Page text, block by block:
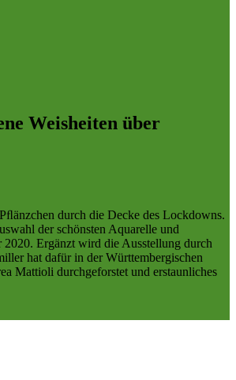
Weisheiten über
durch die Decke des Lockdowns.
der schönsten Aquarelle und
Ergänzt wird die Ausstellung durch
hat dafür in der Württembergischen
Mattioli durchgeforstet und erstaunliches